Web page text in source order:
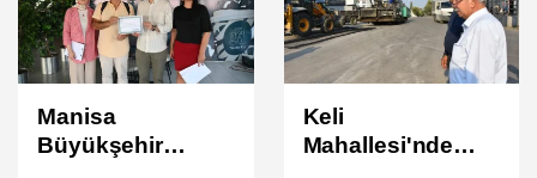
Keli
Mahallesi'nde
BAŞKAN ŞİMŞEK
SAHADAKİ